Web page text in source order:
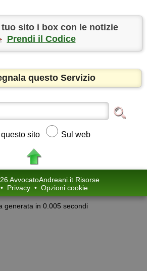
sito i box con le notizie
Prendi il Codice
questo Servizio
questo sito Sul web
AvvocatoAndreani.it Risorse
• Privacy • Opzioni cookie
generata in 0.005 secondi